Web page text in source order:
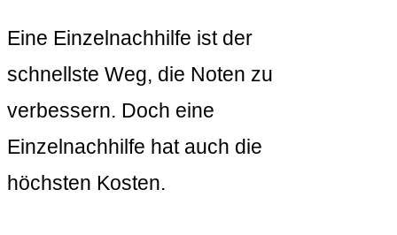
Eine Einzelnachhilfe ist der
schnellste Weg, die Noten zu
verbessern. Doch eine
Einzelnachhilfe hat auch die
höchsten Kosten.